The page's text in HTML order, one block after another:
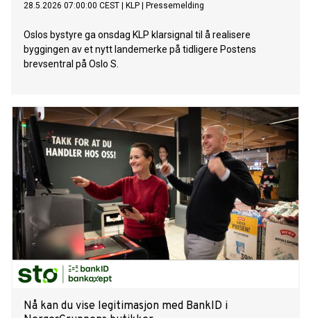
28.5.2026 07:00:00 CEST KLP Pressemelding
Oslos bystyre ga onsdag KLP klarsignal til å realisere
byggingen av et nytt landemerke på tidligere Postens
brevsentral på Oslo S.
Nå kan du vise legitimasjon med BankID i